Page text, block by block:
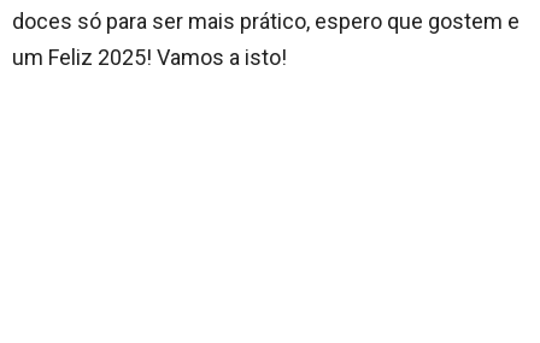
doces só para ser mais prático, espero que gostem e
um Feliz 2025! Vamos a isto!